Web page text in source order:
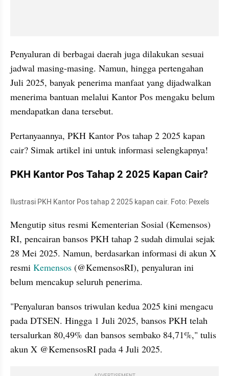
Penyaluran di berbagai daerah juga dilakukan sesuai
jadwal masing-masing. Namun, hingga pertengahan
Juli 2025, banyak penerima manfaat yang dijadwalkan
menerima bantuan melalui Kantor Pos mengaku belum
mendapatkan dana tersebut.
Pertanyaannya, PKH Kantor Pos tahap 2 2025 kapan
cair? Simak artikel ini untuk informasi selengkapnya!
PKH Kantor Pos Tahap 2 2025 Kapan Cair?
Ilustrasi PKH Kantor Pos tahap 2 2025 kapan cair. Foto: Pexels
Mengutip situs resmi Kementerian Sosial (Kemensos)
RI, pencairan bansos PKH tahap 2 sudah dimulai sejak
28 Mei 2025. Namun, berdasarkan informasi di akun X
resmi Kemensos (@KemensosRI), penyaluran ini
belum mencakup seluruh penerima.
"Penyaluran bansos triwulan kedua 2025 kini mengacu
pada DTSEN. Hingga 1 Juli 2025, bansos PKH telah
tersalurkan 80,49% dan bansos sembako 84,71%," tulis
akun X @KemensosRI pada 4 Juli 2025.